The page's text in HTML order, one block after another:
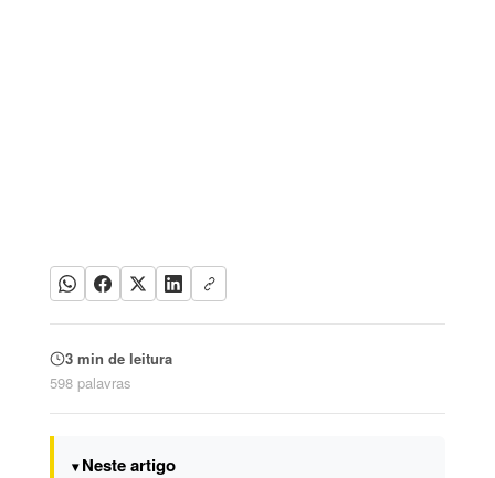
3 min de leitura
598 palavras
Neste artigo